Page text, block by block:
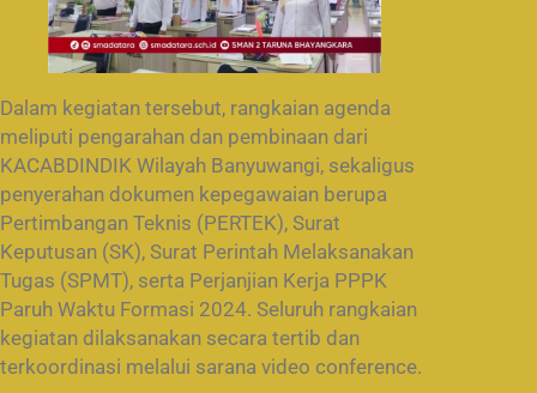
Dalam kegiatan tersebut, rangkaian agenda
meliputi pengarahan dan pembinaan dari
KACABDINDIK Wilayah Banyuwangi, sekaligus
penyerahan dokumen kepegawaian berupa
Pertimbangan Teknis (PERTEK), Surat
Keputusan (SK), Surat Perintah Melaksanakan
Tugas (SPMT), serta Perjanjian Kerja PPPK
Paruh Waktu Formasi 2024. Seluruh rangkaian
kegiatan dilaksanakan secara tertib dan
terkoordinasi melalui sarana video conference.